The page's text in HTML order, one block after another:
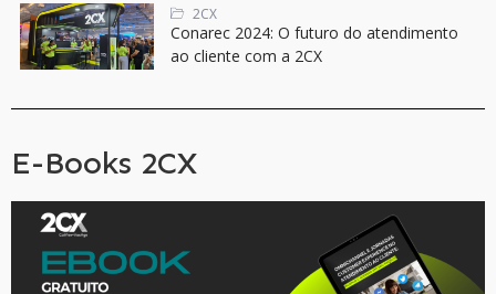
2CX
Conarec 2024: O futuro do atendimento
ao cliente com a 2CX
E-Books 2CX